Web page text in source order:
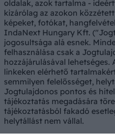
oldalak, azok tartalma -
kizárólag az azokon
képeket, fotókat,
IndaNext Hungary Kft.
jogosultsága alá esnek.
felhasználása csak a
hozzájárulásával lehetséges.
linkeken elérhető
semmilyen felelősséget,
Jogtulajdonos pontos és
tájékoztatás megadására
tájékoztatásból fakadó
helytállást nem vállal.